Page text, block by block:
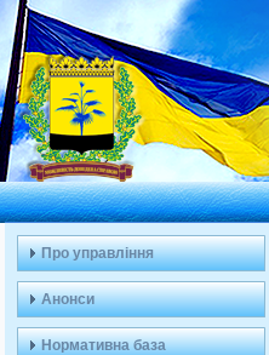
Про управління
Анонси
Нормативна база